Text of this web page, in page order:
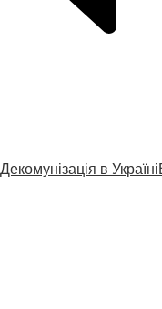
Декомунізація в Україні